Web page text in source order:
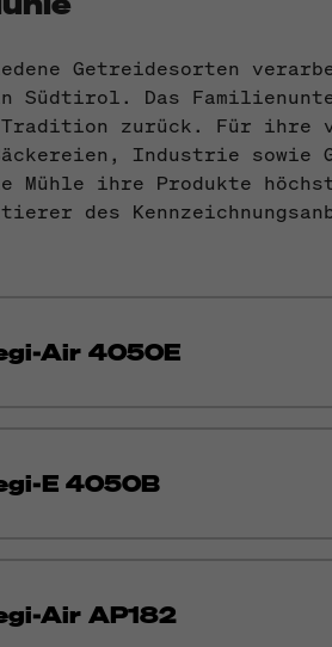
Getreidesorten
Südtirol. Das
zurück. Für ihre
Industrie sowie
Mühle ihre Produkte
des
Air 4050E
E 4050B
Air AP182